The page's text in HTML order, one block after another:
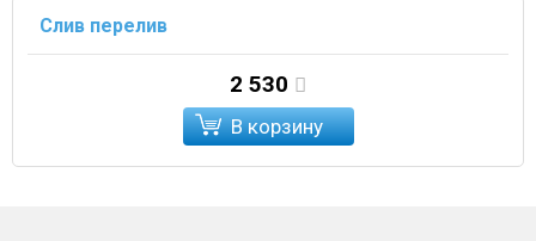
Слив перелив
2 530
В корзину